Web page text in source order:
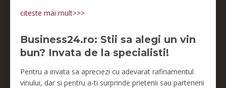
citeste mai mult>>>
Business24.ro: Stii sa alegi un vin
bun? Invata de la specialisti!
Pentru a invata sa apreciezi cu adevarat rafinamentul
vinului, dar si pentru a-ti surprinde prietenii sau partenerii